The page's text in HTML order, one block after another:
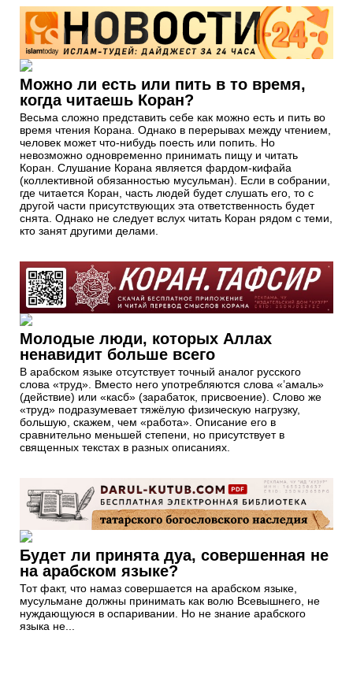
Можно ли есть или пить в то время,
когда читаешь Коран?
Весьма сложно представить себе как можно есть и пить во
время чтения Корана. Однако в перерывах между чтением,
человек может что-нибудь поесть или попить. Но
невозможно одновременно принимать пищу и читать
Коран. Слушание Корана является фардом-кифайа
(коллективной обязанностью мусульман). Если в собрании,
где читается Коран, часть людей будет слушать его, то с
другой части присутствующих эта ответственность будет
снята. Однако не следует вслух читать Коран рядом с теми,
кто занят другими делами.
Молодые люди, которых Аллах
ненавидит больше всего
В арабском языке отсутствует точный аналог русского
слова «труд». Вместо него употребляются слова «’амаль»
(действие) или «касб» (зарабаток, присвоение). Слово же
«труд» подразумевает тяжёлую физическую нагрузку,
большую, скажем, чем «работа». Описание его в
сравнительно меньшей степени, но присутствует в
священных текстах в разных описаниях.
Будет ли принята дуа, совершенная не
на арабском языке?
Тот факт, что намаз совершается на арабском языке,
мусульмане должны принимать как волю Всевышнего, не
нуждающуюся в оспаривании. Но не знание арабского
языка не...